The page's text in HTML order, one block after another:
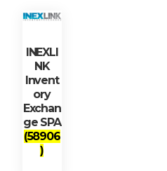
INEXLI
NK
Invent
ory
Exchan
ge SPA
(58906
)